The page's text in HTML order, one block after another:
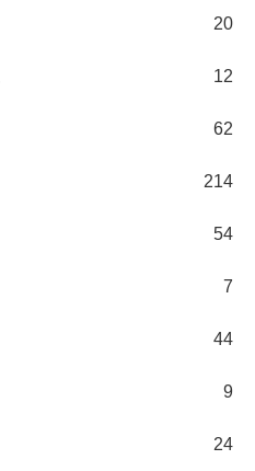
20
12
62
214
54
7
44
9
24